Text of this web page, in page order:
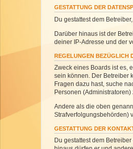
GESTATTUNG DER
Du gestattest dem
Darüber hinaus ist der
deiner IP-Adresse und der
REGELUNGEN BEZÜGLICH
Zweck eines Boards ist es,
sein können. Der Betreiber
Fragen dazu hast, suche
Personen (Administratoren)
Andere als die oben
Strafverfolgungsbehörden)
GESTATTUNG DER
Du gestattest dem